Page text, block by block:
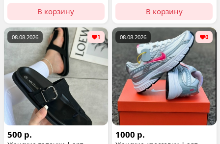
В корзину В корзину
08.08.2026 1
500 р.
08.08.2026 0
1000 р.